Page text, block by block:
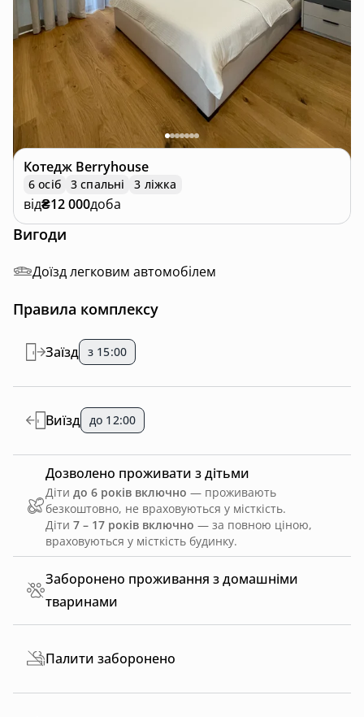
Котедж Berryhouse
6 осіб 3 спальні 3 ліжка
від₴12 000доба
Вигоди
Доїзд легковим автомобілем
Правила комплексу
Заборонено проживання з домашніми
тваринами
Заїзд з 15:00
Виїзд до 12:00
Дозволено проживати з дітьми
Діти до 6 років включно — проживають
безкоштовно, не враховуються у місткість.
Діти 7 – 17 років включно — за повною ціною,
враховуються у місткість будинку.
Палити заборонено